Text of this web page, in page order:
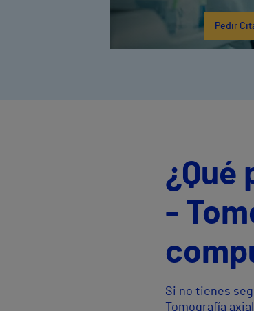
Pedir
¿Qué
-
Si no tienes
Tomografía